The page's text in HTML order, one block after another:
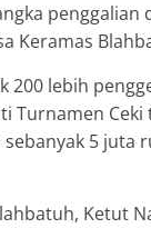
penggalian
Keramas
200 lebih
Turnamen
5 juta
Ketut